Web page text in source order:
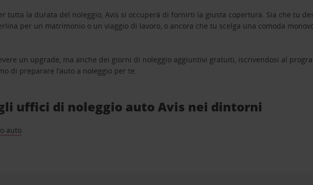
tutta la durata del noleggio, Avis si occuperà di fornirti la giusta copertura. Sia che tu
per un matrimonio o un viaggio di lavoro, o ancora che tu scelga una comoda
un upgrade, ma anche dei giorni di noleggio aggiuntivi gratuiti, iscrivendosi al
di preparare l’auto a noleggio per te.
gli uffici di noleggio auto Avis nei dintorni
auto